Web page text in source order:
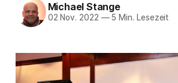
Michael Stange
02 Nov. 2022 —5 Min. Lesezeit